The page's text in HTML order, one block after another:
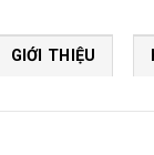
GIỚI THIỆU